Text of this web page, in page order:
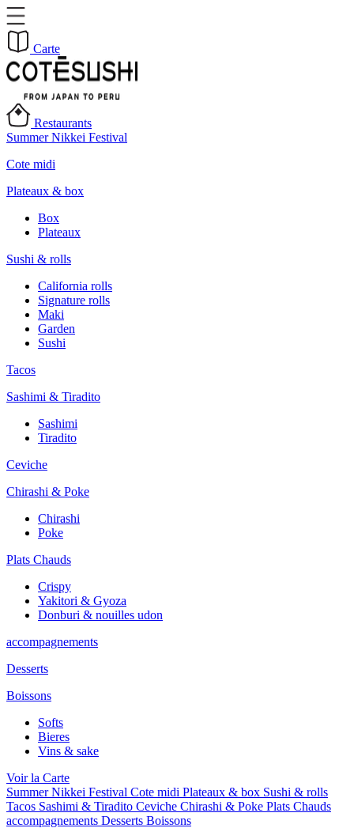
Carte
Restaurants
Summer Nikkei Festival
Cote midi
Plateaux & box
Box
Plateaux
Sushi & rolls
California rolls
Signature rolls
Maki
Garden
Sushi
Tacos
Sashimi & Tiradito
Sashimi
Tiradito
Ceviche
Chirashi & Poke
Chirashi
Poke
Plats Chauds
Crispy
Yakitori & Gyoza
Donburi & nouilles udon
accompagnements
Desserts
Boissons
Softs
Bieres
Vins & sake
Voir la Carte
Summer Nikkei Festival Cote midi Plateaux & box Sushi & rolls
Tacos Sashimi & Tiradito Ceviche Chirashi & Poke Plats Chauds
accompagnements Desserts Boissons